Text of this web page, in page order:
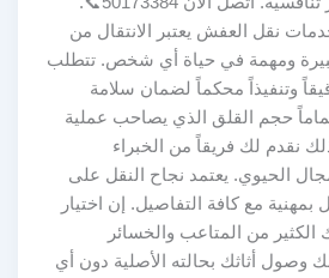
خدمات نقل العفش يعتبر الانتقال من
ومهمة في حياة أي شخص. تتطلب
وتنفيذاً محكماً لضمان سلامة
حجم القلق الذي يصاحب عملية
نقدم لك فريقاً من الخبراء
الحيوي. يعتمد نجاح النقل على
بمهنية مع كافة التفاصيل. إن اختيار
الكثير من المتاعب والخسائر
وصول أثاثك بحالته الأصلية دون أي